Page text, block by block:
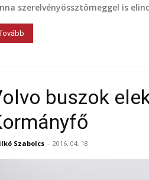
szerelvényössztömeggel is
buszok
Szabolcs - 2016. 04. 18.